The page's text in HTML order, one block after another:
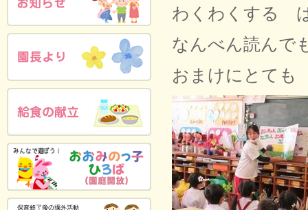
わくわくする
なんべん読ん
おまけにとて